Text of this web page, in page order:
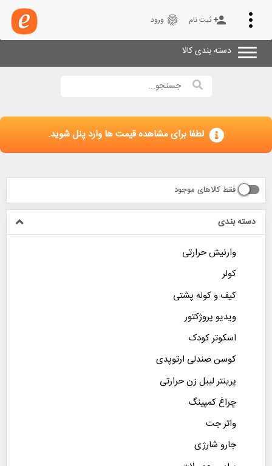
Toggle
navigation
person_add ثبت نام fingerprint ورود
دسته بندی کالا
لطفا برای مشاهده قیمت ها وارد پنل شوید.
فقط کالاهای موجود
دسته بندی
وارنیش حرارتی
کولر
کیف و کوله پشتی
ویدیو پروژکتور
اسکوتر کودک
کوسن صندلی ارتوپدی
پرینتر لیبل زن حرارتی
چراغ کمپینگ
واتر جت
جارو شارژی